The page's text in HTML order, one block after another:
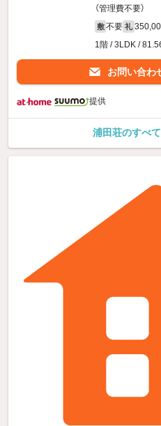
（管理費不要）
敷 不要 礼
1階 / 3LDK /
お問い合わ
提供
浦田荘のすべ